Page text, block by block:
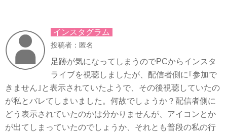
インスタグラム
投稿者：匿名
足跡が気になってしまうのでPCからインスタ
ライブを視聴しましたが、配信者側に｢参加で
きません｣と表示されていたようで、その後視聴していたの
が私とバレてしまいました。何故でしょうか？配信者側に
どう表示されていたのかは分かりませんが、アイコンとか
が出てしまっていたのでしょうか、それとも普段の私の行